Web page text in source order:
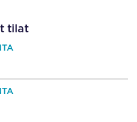
tilat